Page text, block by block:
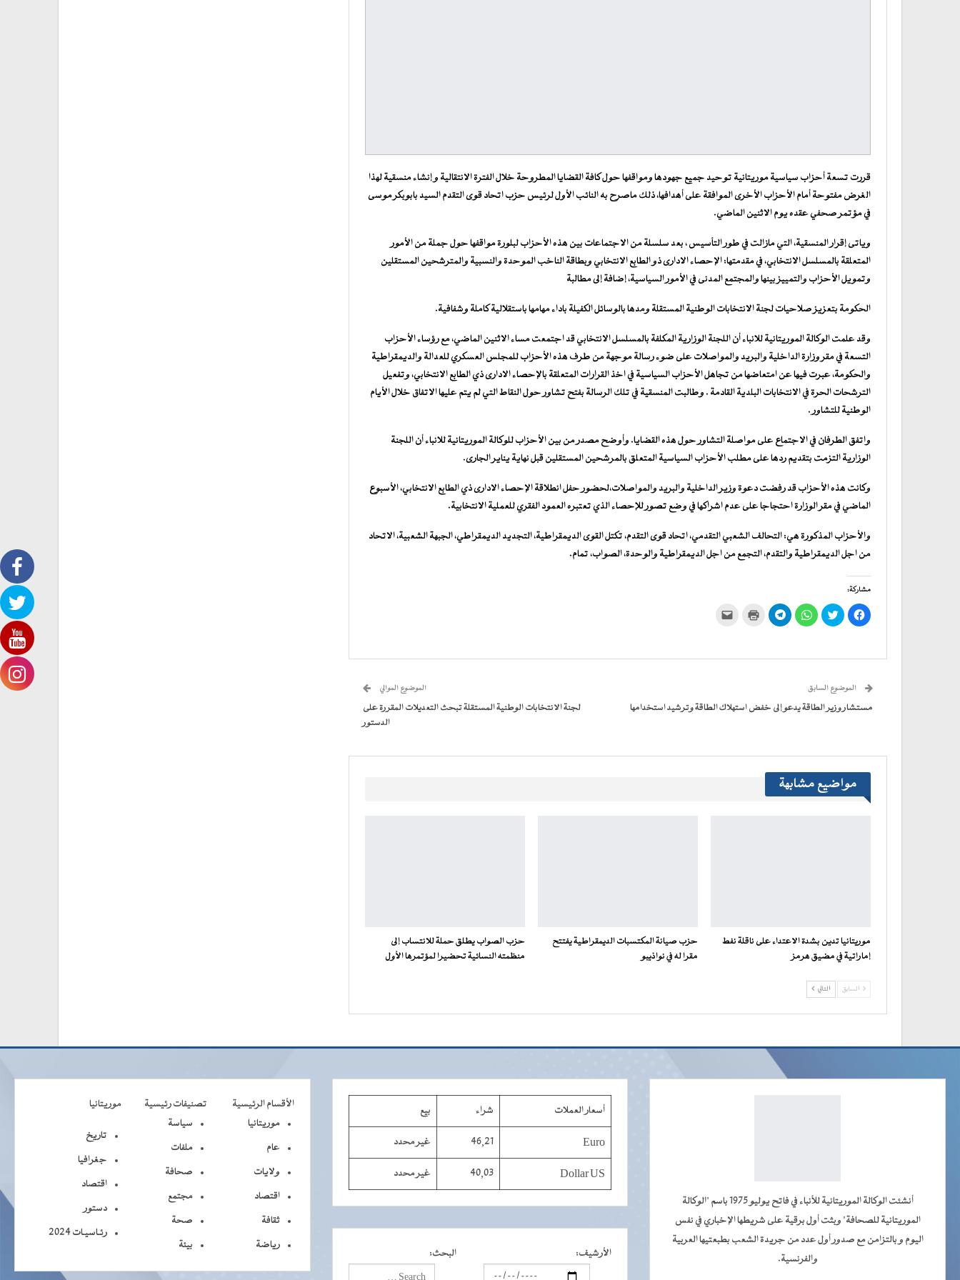
قررت تسعة أحزاب سياسية موريتانية توحيد جميع جهودها ومواقفها حول كافة القضايا المطروحة خلال الفترة الانتقالية و إنشاء منسقية لهذا
الغرض مفتوحة أمام الأحزاب الأخرى الموافقة على أهدافها، ذلك ماصرح به النائب الأول لرئيس حزب اتحاد قوى التقدم السيد بابوبكر موسى
في مؤتمر صحفي عقده يوم الاثنين الماضي.
وياتى إقرار المنسقية، التي مازالت في طور التأسيس ، بعد سلسلة من الاجتماعات بين هذه الأحزاب لبلورة مواقفها حول جملة من الأمور
المتعلقة بالمسلسل الانتخابي، في مقدمتها: الإحصاء الادارى ذو الطابع الانتخابي وبطاقة الناخب الموحدة والنسبية والمترشحين المستقلين
وتمويل الأحزاب والتمييز بينها والمجتمع المدنى في الأمور السياسية، إضافة إلى مطالبة
الحكومة بتعزيز صلاحيات لجنة الانتخابات الوطنية المستقلة ومدها بالوسائل الكفيلة باداء مهامها باستقلالية كاملة وشفافية.
وقد علمت الوكالة الموريتانية للانباء أن اللجنة الوزارية المكلفة بالمسلسل الانتخابي قد اجتمعت مساء الاثنين الماضي، مع رؤساء الأحزاب
التسعة في مقر وزارة الداخلية والبريد والمواصلات على ضوء رسالة موجهة من طرف هذه الأحزاب للمجلس العسكري للعدالة والديمقراطية
والحكومة، عبرت فيها عن امتعاضها من تجاهل الأحزاب السياسية في اخذ القرارات المتعلقة بالإحصاء الادارى ذي الطابع الانتخابي، وتفعيل
الترشحات الحرة في الانتخابات البلدية القادمة . وطالبت المنسقية في تلك الرسالة بفتح تشاور حول النقاط التي لم يتم عليها الاتفاق خلال الأيام
الوطنية للتشاور .
واتفق الطرفان في الاجتماع على مواصلة التشاور حول هذه القضايا. وأوضح مصدر من بين الأحزاب للوكالة الموريتانية للانباء أن اللجنة
الوزارية التزمت بتقديم ردها على مطلب الأحزاب السياسية المتعلق بالمرشحين المستقلين قبل نهاية يناير الجارى.
وكانت هذه الأحزاب قد رفضت دعوة وزير الداخلية والبريد والمواصلات،لحضور حفل انطلاقة الإحصاء الادارى ذي الطابع الانتخابي، الأسبوع
الماضي في مقر الوزارة احتجاجا على عدم اشراكها في وضع تصور للإحصاء الذي تعتبره العمود الفقري للعملية الانتخابية.
والأحزاب المذكورة هي: التحالف الشعبي التقدمي، اتحاد قوى التقدم، تكتل القوى الديمقراطية، التجديد الديمقراطي، الجبهة الشعبية، الاتحاد
من اجل الديمقراطية والتقدم، التجمع من اجل الديمقراطية والوحدة، الصواب، تمام.
مشاركة:
انقر
للمشاركة
على
اضغط
للمشاركة
على
انقر
للمشاركة
على
انقر
للمشاركة
اضغط
للطباعة
جديدة)
الموضوع السابق
مستشار وزير الطاقة يدعو إلى خفض استهلاك الطاقة وترشيد استخدامها
الموضوع الموالي
لجنة الانتخابات الوطنية المستقلة تبحث التعديلات المقررة على
الدستور
مواضيع مشابهة
موريتانيا تدين بشدة الاعتداء على ناقلة نفط
إماراتية في مضيق هرمز
حزب صيانة المكتسبات الديمقراطية يفتتح
مقرا له في نواذيبو
حزب الصواب يطلق حملة للانتساب إلى
منظمته النسائية تحضيرا لمؤتمرها الأول
السابق التالي
أنشئت الوكالة الموريتانية للأنباء في فاتح يوليو 1975 باسم "الوكالة
الموريتانية للصحافة" وبثت أول برقية على شريطها الإخباري في نفس
اليوم و بالتزامن مع صدور أول عدد من جريدة الشعب بطبعتيها العربية
والفرنسية.
أسعار العملات شراء بيع
Euro
46,21 غير محدد
Dollar US
40,03 غير محدد
الأرشيف: البحث:
الأقسام الرئيسية تصنيفات رئيسية
موريتانيا
موريتانيا
عام
ولايات
اقتصاد
ثقافة
رياضة
سياسة
ملفات
صحافة
مجتمع
صحة
بيئة
تاريخ
جغرافيا
اقتصاد
دستور
رئـاسيـات 2024